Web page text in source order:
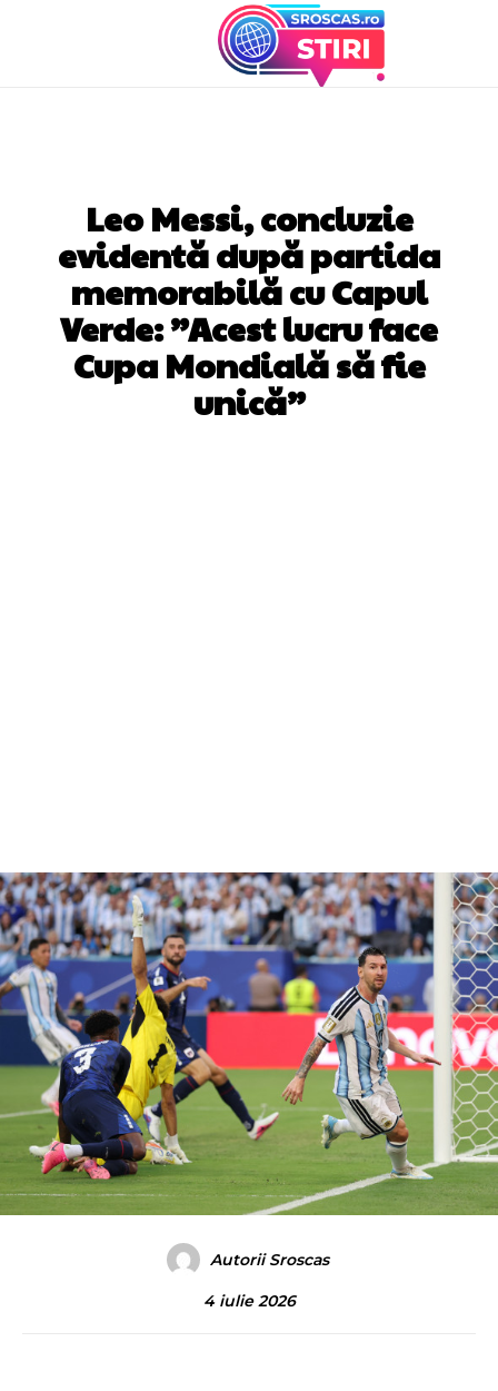
Leo Messi, concluzie
evidentă după partida
memorabilă cu Capul
Verde: ”Acest lucru face
Cupa Mondială să fie
unică”
Autorii Sroscas
4 iulie 2026